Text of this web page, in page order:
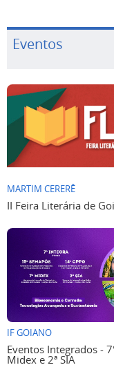
Eventos
MARTIM CERERÊ
II Feira Literária de
IF GOIANO
Eventos Integrados -
Midex e 2ª SIA